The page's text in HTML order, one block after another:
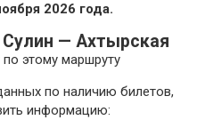
2026 года.
Сулин — Ахтырская
этому маршруту
по наличию билетов,
информацию: